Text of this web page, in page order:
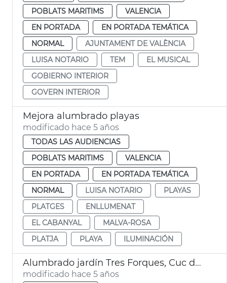
POBLATS MARITIMS
VALENCIA
EN PORTADA
EN PORTADA TEMÁTICA
NORMAL
AJUNTAMENT DE VALÈNCIA
LUISA NOTARIO
TEM
EL MUSICAL
GOBIERNO INTERIOR
GOVERN INTERIOR
Mejora alumbrado playas
modificado hace 5 años
TODAS LAS AUDIENCIAS
POBLATS MARITIMS
VALENCIA
EN PORTADA
EN PORTADA TEMÁTICA
NORMAL
LUISA NOTARIO
PLAYAS
PLATGES
ENLLUMENAT
EL CABANYAL
MALVA-ROSA
PLATJA
PLAYA ILUMINACIÓN
Alumbrado jardín Tres Forques, Cuc de llum Natzaret, e iglesia y mural Sant Marcel·lí
modificado hace 5 años